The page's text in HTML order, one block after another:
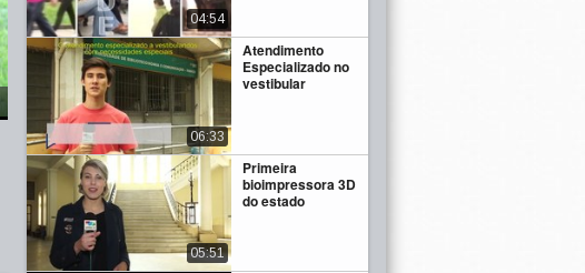
04:54
Atendimento
Especializado no
vestibular
06:33
Primeira
bioimpressora 3D
do estado
05:51